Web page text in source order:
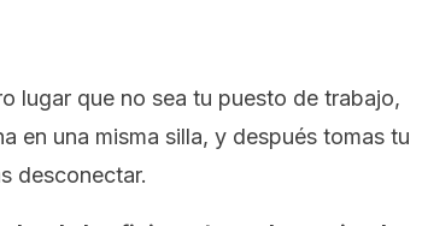
lugar que no sea tu puesto de trabajo,
en una misma silla, y después tomas tu
desconectar.